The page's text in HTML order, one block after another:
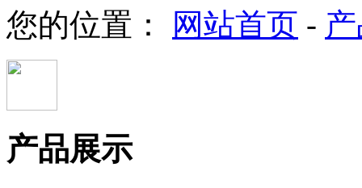
您的位置： 网站首页 -
产品展示